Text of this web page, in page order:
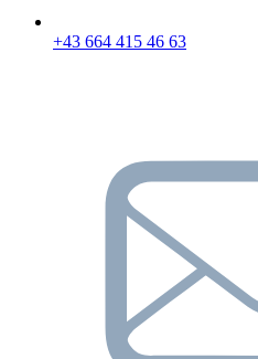
+43 664 415 46 63